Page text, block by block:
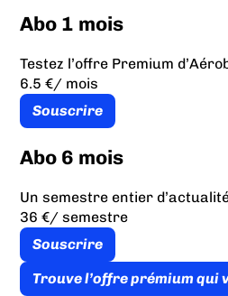
Abo 1 mois
Testez l’offre Premium
6.5 €/ mois
Souscrire
Abo 6 mois
Un semestre entier
36 €/ semestre
Souscrire
Trouve l’offre prémium qui